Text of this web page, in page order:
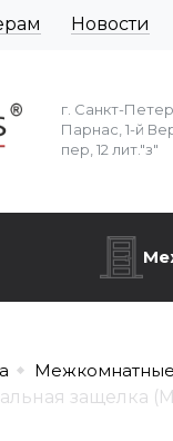
Новости
г. Санкт-
Парнас, 1-й
пер, 12 лит."з"
защелка